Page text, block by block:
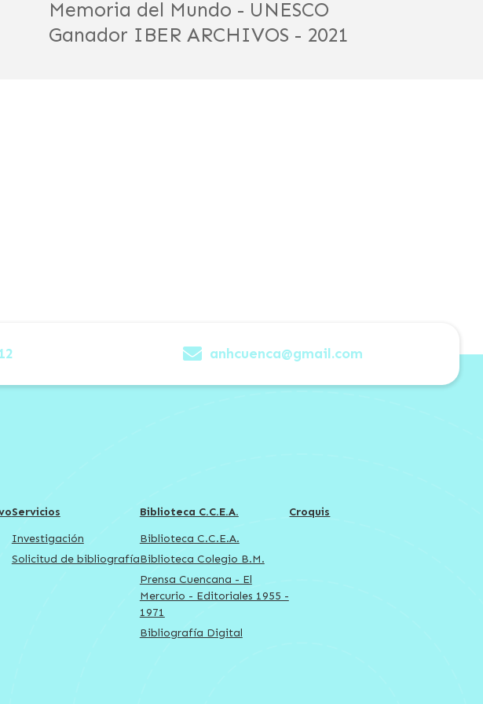
Memoria del Mundo - UNESCO
Ganador IBER ARCHIVOS - 2021
anhcuenca@gmail.com
Servicios
Investigación
Solicitud de bibliografía
Biblioteca C.C.E.A.
Biblioteca C.C.E.A.
Biblioteca Colegio B.M.
Prensa Cuencana - El
Mercurio - Editoriales 1955 -
1971
Bibliografía Digital
Croquis